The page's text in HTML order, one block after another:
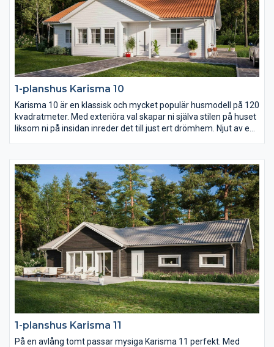
1-planshus Karisma 10
Karisma 10 är en klassisk och mycket populär husmodell på 120
kvadratmeter. Med exteriöra val skapar ni själva stilen på huset
liksom ni på insidan inreder det till just ert drömhem. Njut av en
bort från gatan.
1-planshus Karisma 11
På en avlång tomt passar mysiga Karisma 11 perfekt. Med